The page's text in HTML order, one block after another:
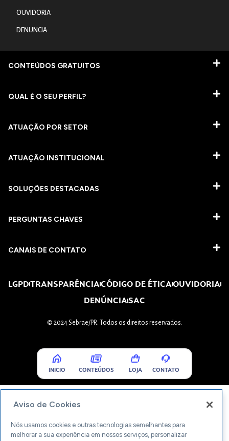
OUVIDORIA
DENUNCIA
CONTEÚDOS GRATUITOS
QUAL É O SEU PERFIL?
ATUAÇÃO POR SETOR
ATUAÇÃO INSTITUCIONAL
SOLUÇÕES DESTACADAS
PERGUNTAS CHAVES​
CANAIS DE CONTATO
LGPDTRANSPARÊNCIACÓDIGO DE ÉTICAOUVIDORIA
DENÚNCIASAC
© 2024 Sebrae/PR. Todos os direitos reservados.
INICIO CONTEÚDOS LOJA CONTATO
Aviso de Cookies
Nós usamos cookies e outras tecnologias semelhantes para
melhorar a sua experiência em nossos serviços, personalizar